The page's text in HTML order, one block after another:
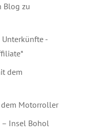
Blog zu
-
dem
Motorroller
Insel Bohol